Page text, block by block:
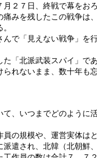
２７日、終戦で幕をお
痛みを残したこの戦争は
で「見えない戦争」を
「北派武装スパイ」で
れないまま、数十年も
、いつまでどのように
の規模や、運営実体は
派遣され、北韓（北朝鮮